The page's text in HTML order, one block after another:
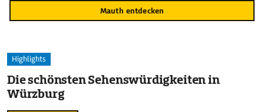
Mauth entdecken
Highlights
Die schönsten Sehenswürdigkeiten in
Würzburg